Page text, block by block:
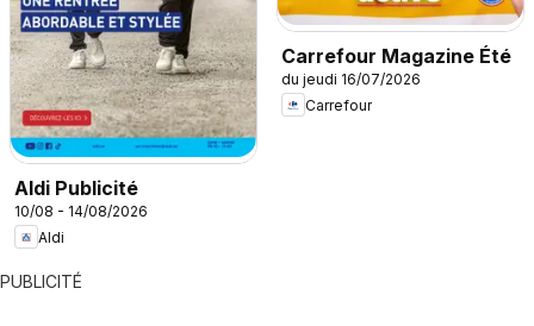
Aldi Publicité
10/08 - 14/08/2026
Aldi
Carrefour Magazine Été
du jeudi 16/07/2026
Carrefour
PUBLICITÉ